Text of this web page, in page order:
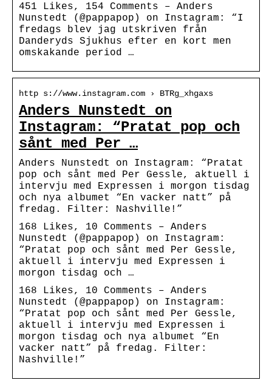
451 Likes, 154 Comments – Anders
Nunstedt (@pappapop) on Instagram: “I
fredags blev jag utskriven från
Danderyds Sjukhus efter en kort men
omskakande period …
http s://www.instagram.com › BTRg_xhgaxs
Anders Nunstedt on
Instagram: “Pratat pop och
sånt med Per …
Anders Nunstedt on Instagram: “Pratat
pop och sånt med Per Gessle, aktuell i
intervju med Expressen i morgon tisdag
och nya albumet “En vacker natt” på
fredag. Filter: Nashville!”
168 Likes, 10 Comments – Anders
Nunstedt (@pappapop) on Instagram:
“Pratat pop och sånt med Per Gessle,
aktuell i intervju med Expressen i
morgon tisdag och …
168 Likes, 10 Comments – Anders
Nunstedt (@pappapop) on Instagram:
“Pratat pop och sånt med Per Gessle,
aktuell i intervju med Expressen i
morgon tisdag och nya albumet “En
vacker natt” på fredag. Filter:
Nashville!”